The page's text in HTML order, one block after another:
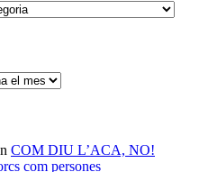
COM DIU L’ACA, NO!
com persones